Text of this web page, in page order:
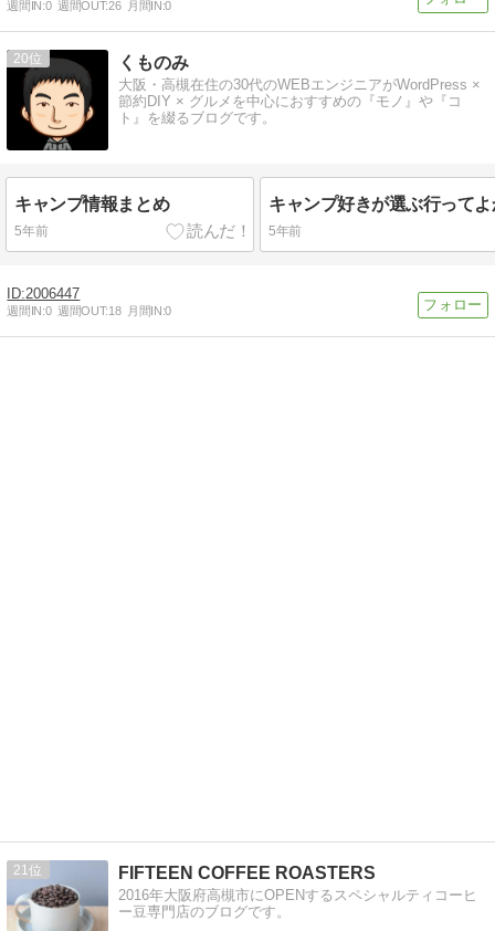
週間IN:0 週間OUT:26 月間IN:0
20 くものみ
大阪・高槻在住の30代のWEBエンジニアがWordPress ×
節約DIY × グルメを中心におすすめの『モノ』や『コ
ト』を綴るブログです。
キャンプ情報まとめ
5年前 5年前
2006447
週間IN:0 週間OUT:18 月間IN:0
21 FIFTEEN COFFEE ROASTERS
2016年大阪府高槻市にOPENするスペシャルティコーヒ
ー豆専門店のブログです。